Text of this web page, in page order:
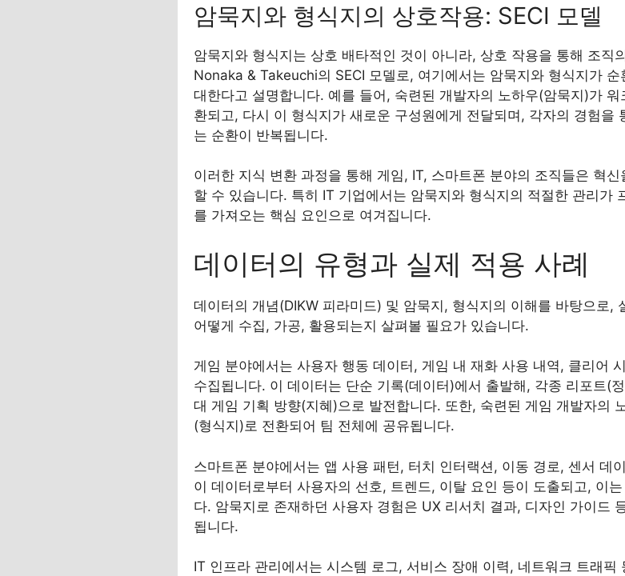
암묵지와 형식지의 상호작용: SECI 모델
암묵지와 형식지는 상호 배타적인 것이 아니라, 상호 작용을 통해 조직
Nonaka & Takeuchi의 SECI 모델로, 여기에서는 암묵지와 형식지가
대한다고 설명합니다. 예를 들어, 숙련된 개발자의 노하우(암묵지)가
환되고, 다시 이 형식지가 새로운 구성원에게 전달되며, 각자의 경험을
는 순환이 반복됩니다.
이러한 지식 변환 과정을 통해 게임, IT, 스마트폰 분야의 조직들은 혁
할 수 있습니다. 특히 IT 기업에서는 암묵지와 형식지의 적절한 관리가
를 가져오는 핵심 요인으로 여겨집니다.
데이터의 유형과 실제 적용 사례
데이터의 개념(DIKW 피라미드) 및 암묵지, 형식지의 이해를 바탕으로,
어떻게 수집, 가공, 활용되는지 살펴볼 필요가 있습니다.
게임 분야에서는 사용자 행동 데이터, 게임 내 재화 사용 내역, 클리어
수집됩니다. 이 데이터는 단순 기록(데이터)에서 출발해, 각종 리포트(
대 게임 기획 방향(지혜)으로 발전합니다. 또한, 숙련된 게임 개발자의
(형식지)로 전환되어 팀 전체에 공유됩니다.
스마트폰 분야에서는 앱 사용 패턴, 터치 인터랙션, 이동 경로, 센서 데
이 데이터로부터 사용자의 선호, 트렌드, 이탈 요인 등이 도출되고, 이
다. 암묵지로 존재하던 사용자 경험은 UX 리서치 결과, 디자인 가이드
됩니다.
IT 인프라 관리에서는 시스템 로그, 서비스 장애 이력, 네트워크 트래